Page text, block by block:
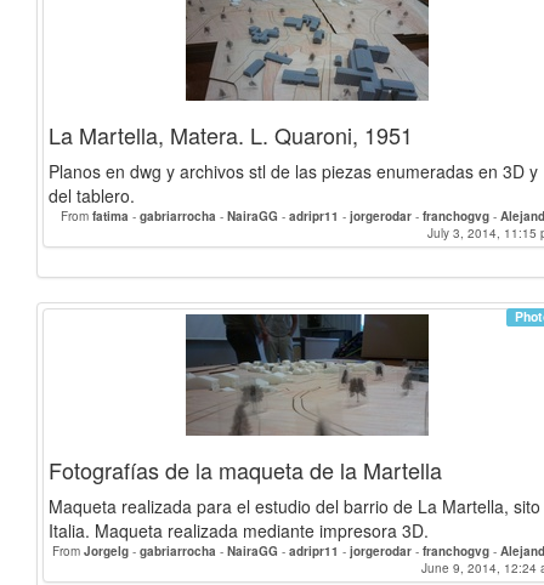
La Martella, Matera. L. Quaroni, 1951
Planos en dwg y archivos stl de las piezas enumeradas en 3D y
del tablero.
From fatima - gabriarrocha - NairaGG - adripr11 - jorgerodar - franchogvg -
jmtz-Salva-jafs -
July 3, 2014, 11:15
Fotografías de la maqueta de la Martella
Maqueta realizada para el estudio del barrio de La Martella,
Italia. Maqueta realizada mediante impresora 3D.
From Jorgelg - gabriarrocha - NairaGG - adripr11 - jorgerodar - franchogvg -
fatima- jmtz-Salva-
June 9, 2014, 12:24